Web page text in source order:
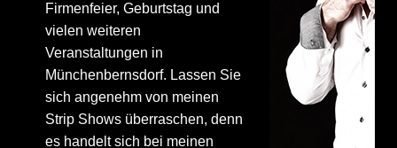
Firmenfeier, Geburtstag und
vielen weiteren
Veranstaltungen in
Münchenbernsdorf. Lassen Sie
sich angenehm von meinen
Strip Shows überraschen, denn
es handelt sich bei meinen